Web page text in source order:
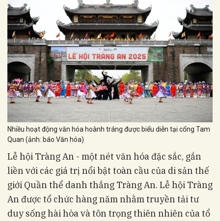
Nhiều hoạt động văn hóa hoành tráng được biểu diễn tại cổng Tam
Quan (ảnh: báo Văn hóa)
Lễ hội Tràng An - một nét văn hóa đặc sắc, gắn
liền với các giá trị nổi bật toàn cầu của di sản thế
giới Quần thể danh thắng Tràng An. Lễ hội Tràng
An được tổ chức hàng năm nhằm truyền tải tư
duy sống hài hòa và tôn trọng thiên nhiên của tổ